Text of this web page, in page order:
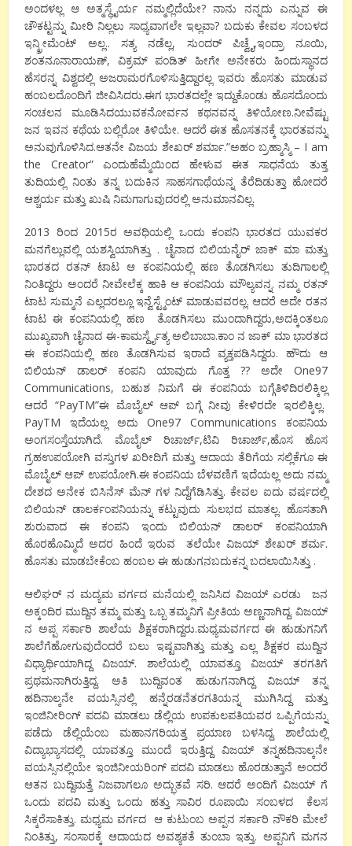
ಅಂದಳಲ್ಲ ಆ ಅತ್ಮಸ್ಥೈರ್ಯ ನಮ್ಮಲ್ಲಿದೆಯೇ? ನಾನು ನನ್ನದು ಎನ್ನುವ ಈ
ಚೌಕಟ್ಟನ್ನು ಮೀರಿ ನಿಲ್ಲಲು ಸಾಧ್ಯವಾಗಲೇ ಇಲ್ಲವಾ? ಬದುಕು ಕೇವಲ ಸಂಬಳದ
ಇನ್ಕ್ರೀಮೆಂಟ್ ಅಲ್ಲ.. ಸತ್ಯ ನಡೆಲ್ಲ, ಸುಂದರ್ ಪಿಚ್ವೈ,ಇಂದ್ರಾ ನೂಯಿ,
ಶಂತನೂನಾರಾಯಣ್, ವಿಕ್ರಮ್ ಪಂಡಿತ್ ಹೀಗೇ ಅನೇಕರು ಹಿಂದುಸ್ಥಾನದ
ಹೆಸರನ್ನ ವಿಶ್ವದಲ್ಲಿ ಅಜರಾಮರಗೊಳಿಸುತ್ತಿದ್ದಾರಲ್ಲ ಇವರು ಹೊಸತು ಮಾಡುವ
ಹಂಬಲದೊಂದಿಗೆ ಜೀವಿಸಿದರು.ಈಗ ಭಾರತದಲ್ಲೇ ಇದ್ದುಕೊಂಡು ಹೊಸದೊಂದು
ಸಂಚಲನ ಮೂಡಿಸಿದಯುವಕನೋರ್ವನ ಕಥನವನ್ನ ತಿಳಿಯೋಣ.ನೀವೆಷ್ಟು
ಜನ ಇವನ ಕಥೆಯ ಬಲ್ಲಿರೋ ತಿಳಿಯೇ. ಆದರೆ ಈತ ಹೊಸತನಕ್ಕೆ ಭಾರತವನ್ನು
ಅನುವುಗೊಳಿಸಿದ.ಆತನೇ ವಿಜಯ ಶೇಖರ್ ಶರ್ಮಾ.”ಅಹಂ ಬ್ರಹ್ಮಾಸ್ಮಿ – I am
the Creator” ಎಂದುಹೆಮ್ಮೆಯಿಂದ ಹೇಳುವ ಈತ ಸಾಧನೆಯ ತುತ್ತ
ತುದಿಯಲ್ಲಿ ನಿಂತು ತನ್ನ ಬದುಕಿನ ಸಾಹಸಗಾಥೆಯನ್ನ ತೆರೆದಿಡುತ್ತಾ ಹೋದರೆ
ಆಶ್ಚರ್ಯ ಮತ್ತು ಖುಷಿ ನಿಮಗಾಗುವುದರಲ್ಲಿ ಅನುಮಾನವಿಲ್ಲ.
2013 ರಿಂದ 2015ರ ಅವಧಿಯಲ್ಲಿ ಒಂದು ಕಂಪನಿ ಭಾರತದ ಯುವಕರ
ಮನಗೆಲ್ಲುವಲ್ಲಿ ಯಶಸ್ವಿಯಾಗಿತ್ತು . ಚೈನಾದ ಬಿಲಿಯನೈರ್ ಜಾಕ್ ಮಾ ಮತ್ತು
ಭಾರತದ ರತನ್ ಟಾಟ ಆ ಕಂಪನಿಯಲ್ಲಿ ಹಣ ತೊಡಗಿಸಲು ತುದಿಗಾಲಲ್ಲಿ
ನಿಂತಿದ್ದರು ಅಂದರೆ ನೀವೇಲೆಕ್ಕ ಹಾಕಿ ಆ ಕಂಪನಿಯ ಮೌಲ್ಯವನ್ನ. ನಮ್ಮ ರತನ್
ಟಾಟ ಸುಮ್ಮನೆ ಎಲ್ಲದರಲ್ಲೂ ಇನ್ವೆಸ್ಟ್ಮೆಂಟ್ ಮಾಡುವವರಲ್ಲ. ಆದರೆ ಅದೇ ರತನ
ಟಾಟ ಈ ಕಂಪನಿಯಲ್ಲಿ ಹಣ ತೊಡಗಿಸಲು ಮುಂದಾಗಿದ್ದರು,ಅದಕ್ಕಿಂತಲೂ
ಮುಖ್ಯವಾಗಿ ಚೈನಾದ ಈ-ಕಾಮರ್ಸ್ದೈತ್ಯ ಅಲಿಬಾಬಾ.ಕಾಂ ನ ಜಾಕ್ ಮಾ ಭಾರತದ
ಈ ಕಂಪನಿಯಲ್ಲಿ ಹಣ ತೊಡಗಿಸುವ ಇರಾದೆ ವ್ಯಕ್ತಪಡಿಸಿದ್ದರು. ಹೌದು ಆ
ಬಿಲಿಯನ್ ಡಾಲರ್ ಕಂಪನಿ ಯಾವುದು ಗೊತ್ತ ?? ಅದೇ One97
Communications, ಬಹುಶ ನಿಮಗೆ ಈ ಕಂಪನಿಯ ಬಗ್ಗೆತಿಳಿದಿರಲಿಕ್ಕಿಲ್ಲ
ಆದರೆ “PayTM”ಈ ಮೊಬೈಲ್ ಆಪ್ ಬಗ್ಗೆ ನೀವು ಕೇಳಿರದೇ ಇರಲಿಕ್ಕಿಲ್ಲ.
PayTM ಇದೆಯಲ್ಲ ಅದು One97 Communications ಕಂಪನಿಯ
ಅಂಗಸಂಸ್ತೆಯಾಗಿದೆ. ಮೊಬೈಲ್ ರಿಚಾರ್ಜ್,ಟಿವಿ ರಿಚಾರ್ಜ್,ಹೊಸ ಹೊಸ
ಗ್ರಹಉಪಯೋಗಿ ವಸ್ತುಗಳ ಖರೀದಿಗೆ ಮತ್ತು ಆದಾಯ ತೆರಿಗೆಯ ಸಲ್ಲಿಕೆಗೂ ಈ
ಮೊಬೈಲ್ ಆಪ್ ಉಪಯೋಗಿ.ಈ ಕಂಪನಿಯ ಬೆಳವಣಿಗೆ ಇದೆಯಲ್ಲ ಅದು ನಮ್ಮ
ದೇಶದ ಅನೇಕ ಬಿಸಿನೆಸ್ ಮೆನ್ ಗಳ ನಿದ್ದೆಗೆಡಿಸಿತ್ತು. ಕೇವಲ ಐದು ವರ್ಷದಲ್ಲಿ
ಬಿಲಿಯನ್ ಡಾಲರ್ಕಂಪನಿಯನ್ನು ಕಟ್ಟುವುದು ಸುಲಭದ ಮಾತಲ್ಲ. ಹೊಸತಾಗಿ
ಶುರುವಾದ ಈ ಕಂಪನಿ ಇಂದು ಬಿಲಿಯನ್ ಡಾಲರ್ ಕಂಪನಿಯಾಗಿ
ಹೊರಹೊಮ್ಮಿದೆ ಅದರ ಹಿಂದೆ ಇರುವ ತಲೆಯೇ ವಿಜಯ್ ಶೇಖರ್ ಶರ್ಮ.
ಹೊಸತು ಮಾಡಬೇಕೆಂಬ ಹಂಬಲ ಈ ಹುಡುಗನಬದುಕನ್ನ ಬದಲಾಯಿಸಿತ್ತು .
ಆಲಿಘರ್ ನ ಮದ್ಯಮ ವರ್ಗದ ಮನೆಯಲ್ಲಿ ಜನಿಸಿದ ವಿಜಯ್ ಎರಡು ಜನ
ಅಕ್ಕಂದಿರ ಮುದ್ದಿನ ತಮ್ಮ ಮತ್ತು ಒಬ್ಬ ತಮ್ಮನಿಗೆ ಪ್ರೀತಿಯ ಅಣ್ಣನಾಗಿದ್ದ. ವಿಜಯ್
ನ ಅಪ್ಪ ಸರ್ಕಾರಿ ಶಾಲೆಯ ಶಿಕ್ಷಕರಾಗಿದ್ದರು.ಮಧ್ಯಮವರ್ಗದ ಈ ಹುಡುಗನಿಗೆ
ಶಾಲೆಗೆಹೋಗುವುದೆಂದರೆ ಬಲು ಇಷ್ಟವಾಗಿತ್ತು ಮತ್ತು ಎಲ್ಲ ಶಿಕ್ಷಕರ ಮುದ್ದಿನ
ವಿಧ್ಯಾರ್ಥಿಯಾಗಿದ್ದ ವಿಜಯ್. ಶಾಲೆಯಲ್ಲಿ ಯಾವತ್ತೂ ವಿಜಯ್ ತರಗತಿಗೆ
ಪ್ರಥಮನಾಗಿರುತ್ತಿದ್ದ. ಅತಿ ಬುದ್ದಿವಂತ ಹುಡುಗನಾಗಿದ್ದ ವಿಜಯ್ ತನ್ನ
ಹದಿನಾಲ್ಕನೇ ವಯಸ್ಸಿನಲ್ಲಿ ಹನ್ನೆರಡನೆತರಗತಿಯನ್ನ ಮುಗಿಸಿದ್ದ ಮತ್ತು
ಇಂಜಿನೀರಿಂಗ್ ಪದವಿ ಮಾಡಲು ಡೆಲ್ಲಿಯ ಉಪಕುಲಪತಿಯವರ ಒಪ್ಪಿಗೆಯನ್ನು
ಪಡೆದು ಡೆಲ್ಲಿಯೆಂಬ ಮಹಾನಗರಿಯತ್ತ ಪ್ರಯಾಣ ಬಳಸಿದ್ದ. ಶಾಲೆಯಲ್ಲಿ
ವಿದ್ಯಾಭ್ಯಾಸದಲ್ಲಿ ಯಾವತ್ತೂ ಮುಂದೆ ಇರುತ್ತಿದ್ದ ವಿಜಯ್ ತನ್ನಹದಿನಾಲ್ಕನೇ
ವಯಸ್ಸಿನಲ್ಲಿಯೇ ಇಂಜಿನೀಯರಿಂಗ್ ಪದವಿ ಮಾಡಲು ಹೊರಡುತ್ತಾನೆ ಅಂದರೆ
ಆತನ ಬುದ್ದಿಮತ್ತೆ ನಿಜವಾಗಲೂ ಅದ್ಭುತವೆ ಸರಿ. ಆದರೆ ಅಂದಿಗೆ ವಿಜಯ್ ಗೆ
ಒಂದು ಪದವಿ ಮತ್ತು ಒಂದು ಹತ್ತು ಸಾವಿರ ರೂಪಾಯಿ ಸಂಬಳದ ಕೆಲಸ
ಸಿಕ್ಕರೆಸಾಕಿತ್ತು. ಮಧ್ಯಮ ವರ್ಗದ ಆ ಕುಟುಂಬ ಅಪ್ಪನ ಸರ್ಕಾರಿ ನೌಕರಿ ಮೇಲೆ
ನಿಂತಿತ್ತು, ಸಂಸಾರಕ್ಕೆ ಆದಾಯದ ಅವಶ್ಯಕತೆ ತುಂಬಾ ಇತ್ತು. ಅಪ್ಪನಿಗೆ ಮಗನ